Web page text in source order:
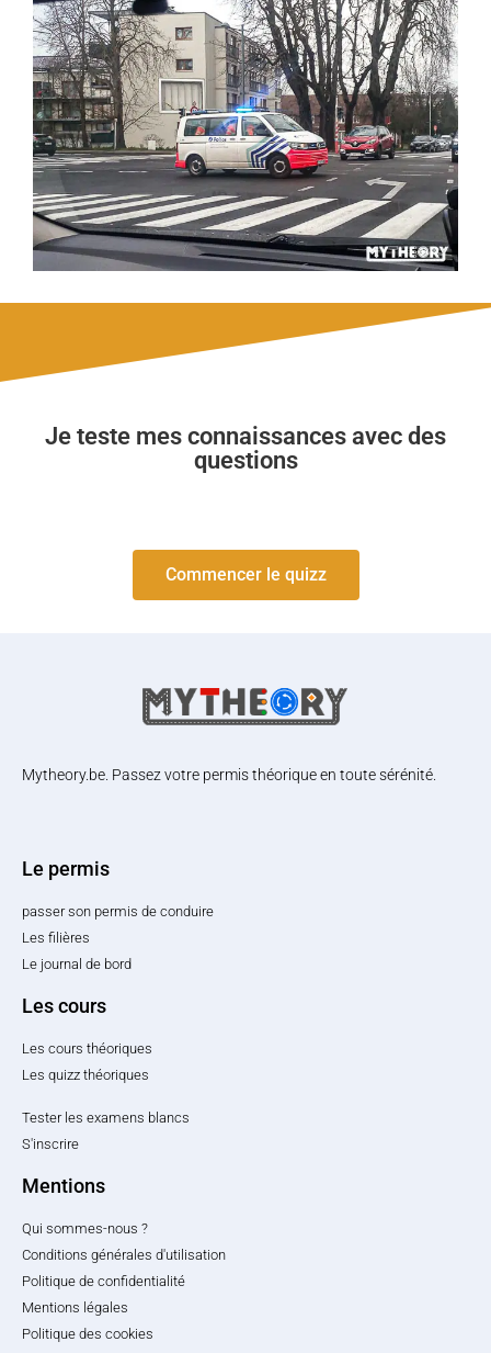
Je teste mes connaissances avec des
questions
Commencer le quizz
Mytheory.be. Passez votre permis théorique en toute sérénité.
Le permis
passer son permis de conduire
Les filières
Le journal de bord
Les cours
Les cours théoriques
Les quizz théoriques
Tester les examens blancs
S'inscrire
Mentions
Qui sommes-nous ?
Conditions générales d'utilisation
Politique de confidentialité
Mentions légales
Politique des cookies